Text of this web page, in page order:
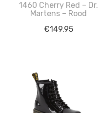
1460 Cherry Red – Dr.
Martens – Rood
€149.95